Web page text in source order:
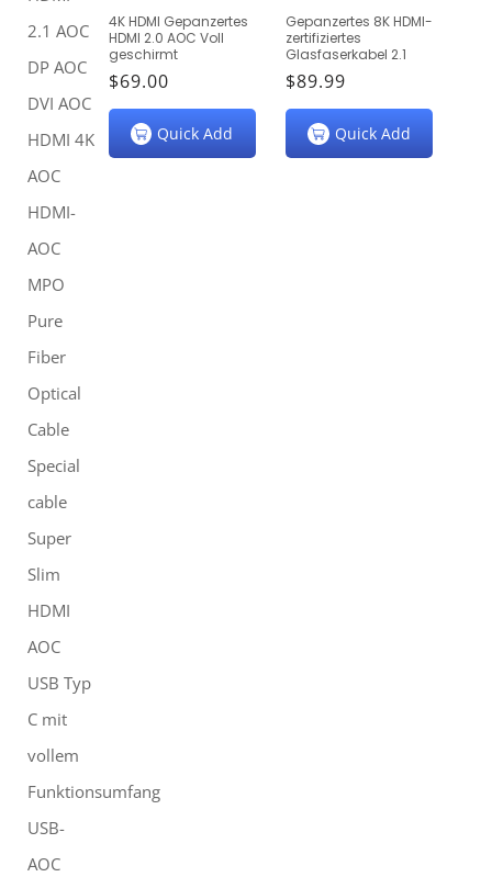
E
:
2.1 AOC
DP AOC
DVI AOC
HDMI 4K
AOC
HDMI-
AOC
MPO
Pure
Fiber
Optical
Cable
Special
cable
Super
Slim
HDMI
AOC
USB Typ
C mit
vollem
Funktionsumfang
USB-
AOC
4K HDMI Gepanzertes
HDMI 2.0 AOC Voll
geschirmt
Normaler
Preis
$69.00
Quick Add
Gepanzertes 8K HDMI-
zertifiziertes
Glasfaserkabel 2.1
Normaler
Preis
$89.99
Quick Add